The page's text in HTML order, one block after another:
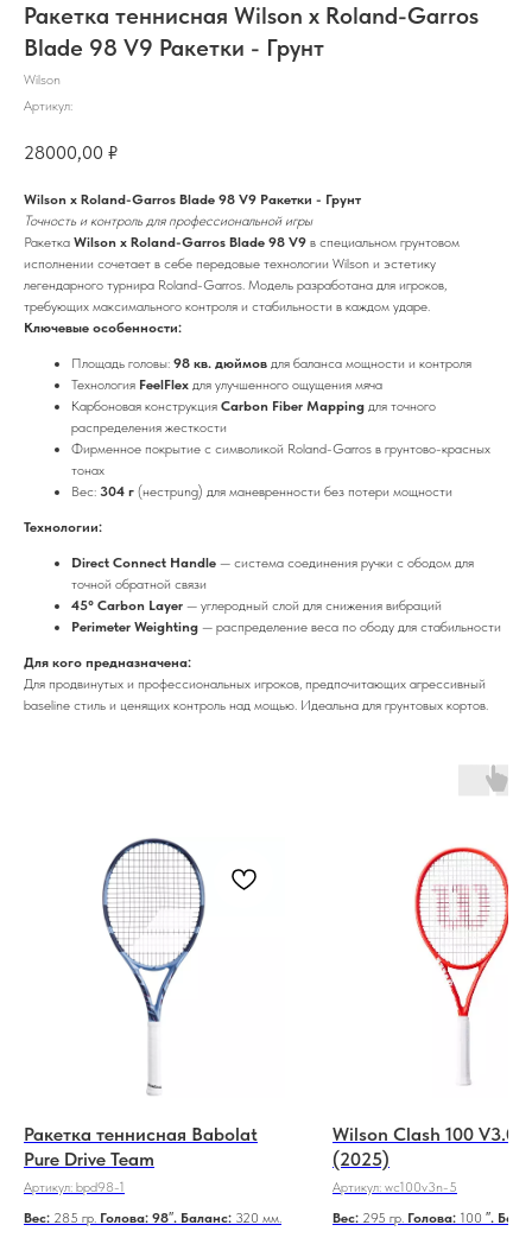
Ракетка теннисная Wilson x Roland-Garros
Blade 98 V9 Ракетки - Грунт
Wilson
Артикул:
28000,00 ₽
Wilson x Roland-Garros Blade 98 V9 Ракетки - Грунт
Точность и контроль для профессиональной игры
Ракетка Wilson x Roland-Garros Blade 98 V9 в специальном грунтовом
исполнении сочетает в себе передовые технологии Wilson и эстетику
легендарного турнира Roland-Garros. Модель разработана для игроков,
требующих максимального контроля и стабильности в каждом ударе.
Ключевые особенности:
Площадь головы: 98 кв. дюймов для баланса мощности и контроля
Технология FeelFlex для улучшенного ощущения мяча
Карбоновая конструкция Carbon Fiber Mapping для точного
распределения жесткости
Фирменное покрытие с символикой Roland-Garros в грунтово-красных
тонах
Вес: 304 г (нестрung) для маневренности без потери мощности
Технологии:
Direct Connect Handle — система соединения ручки с ободом для
точной обратной связи
45° Carbon Layer — углеродный слой для снижения вибраций
Perimeter Weighting — распределение веса по ободу для стабильности
Для кого предназначена:
Для продвинутых и профессиональных игроков, предпочитающих агрессивный
baseline стиль и ценящих контроль над мощью. Идеальна для грунтовых кортов.
Ракетка теннисная Babolat
Pure Drive Team
Артикул: bpd98-1
Вес: 285 гр. Голова: 98″. Баланс: 320 мм.
Wilson Clash 100 V3.0
(2025)
Артикул: wс100v3n-5
Вес: 295 гр. Голова: 100 ″.